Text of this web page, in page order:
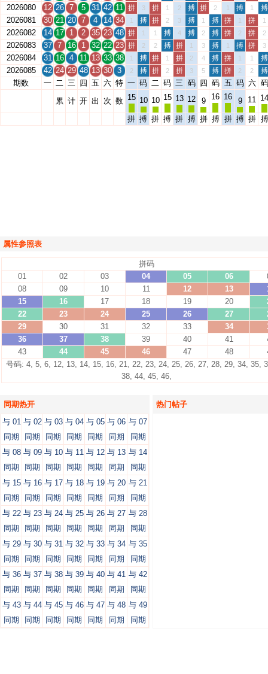
2026080 12 26 7 5 31 42 11 拼 3 拼 1 2 搏 拼 2 1 搏 1 搏
2026081 30 21 20 7 4 14 34 1 搏 拼 2 3 搏 1 搏 拼 1 拼 1
2026082 14 17 1 2 35 23 48 拼 1 1 搏 4 搏 2 搏 拼 2 拼 2
2026083 37 7 16 1 32 22 23 拼 2 2 搏 拼 1 3 搏 1 搏 拼 3
2026084 31 16 4 11 13 33 38 1 搏 拼 1 拼 2 4 搏 拼 1 1 搏
2026085 42 24 29 48 13 30 3 2 搏 拼 2 拼 3 5 搏 拼 2 2 搏
期数 一 二 三 四 五 六 特 一 码 二 码 三 码 四 码 五 码 六 码
累 计 开 出 次 数 15 10 10 15 13 12 9 16 16 9 11 14
拼 搏 拼 搏 拼 搏 拼 搏 拼 搏 拼 搏
属性参照表
拼码
01
02 03 04 05 06
08
09 10 11 12 13
15
16 17 18 19 20
22
23 24 25 26 27
29
30 31 32 33 34
36
37 38 39 40 41
43
44 45 46 47 48
号码: 4, 5, 6, 12, 13, 14, 15, 16, 21, 22, 23, 24, 25, 26, 27, 28, 29, 34, 35,
38, 44, 45, 46,
同期热开
与 01
同期
与 02
同期
与 03
同期
与 04
同期
与 05
同期
与 06
同期
与 07
同期
与 08
同期
与 09
同期
与 10
同期
与 11
同期
与 12
同期
与 13
同期
与 14
同期
与 15
同期
与 16
同期
与 17
同期
与 18
同期
与 19
同期
与 20
同期
与 21
同期
与 22
同期
与 23
同期
与 24
同期
与 25
同期
与 26
同期
与 27
同期
与 28
同期
与 29
同期
与 30
同期
与 31
同期
与 32
同期
与 33
同期
与 34
同期
与 35
同期
与 36
同期
与 37
同期
与 38
同期
与 39
同期
与 40
同期
与 41
同期
与 42
同期
与 43
同期
与 44
同期
与 45
同期
与 46
同期
与 47
同期
与 48
同期
与 49
同期
热门帖子